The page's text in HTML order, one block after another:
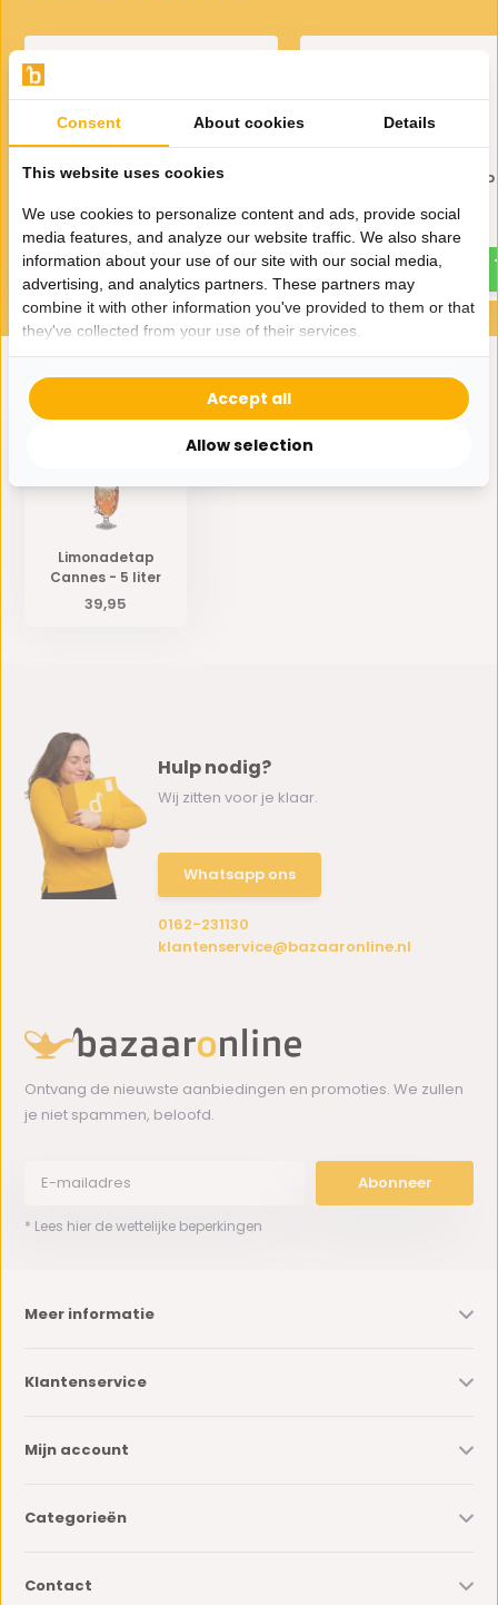
Limonadetap Louvre 5 liter
27,95
Bricard -
49,95
Eerder bekeken door jou
Limonadetap
Cannes - 5 liter
39,95
Hulp nodig?
Wij zitten voor je klaar.
Whatsapp ons
0162-231130
klantenservice@bazaaronline.nl
Ontvang de nieuwste aanbiedingen en promoties. We zullen
je niet spammen, beloofd.
Abonneer
* Lees hier de wettelijke beperkingen
Meer informatie
Klantenservice
Mijn account
Categorieën
Contact
Consent About cookies Details
This website uses cookies
We use cookies to personalize content and ads, provide social
media features, and analyze our website traffic. We also share
information about your use of our site with our social media,
advertising, and analytics partners. These partners may
combine it with other information you've provided to them or that
they've collected from your use of their services.
Allow selection
Accept all